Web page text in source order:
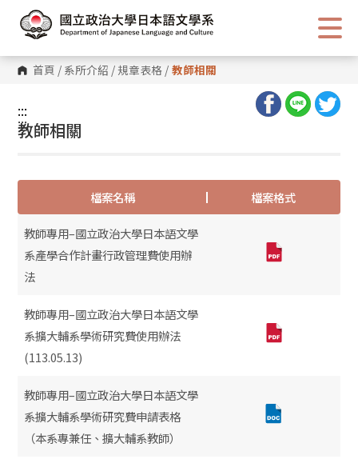
內
容 首頁 / 系所介紹 /規章表格 / 教師相關
:::
:::
教師相關
檔案名稱 檔案格式
教師專用–國立政治大學日本語文學
系產學合作計畫行政管理費使用辦
法
教師專用–國立政治大學日本語文學
系擴大輔系學術研究費使用辦法
(113.05.13)
教師專用–國立政治大學日本語文學
系擴大輔系學術研究費申請表格
（本系專兼任、擴大輔系教師）